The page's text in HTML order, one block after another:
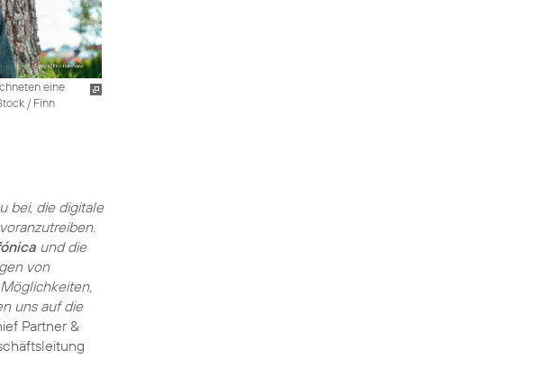
eine
/ Finn
bei, die digitale
und die
von
uns auf die
Partner &